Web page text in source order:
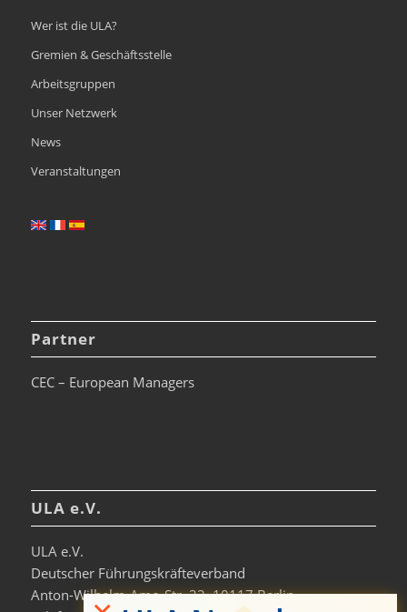
Wer ist die ULA?
Gremien & Geschäftsstelle
Arbeitsgruppen
Unser Netzwerk
News
Veranstaltungen
Partner
CEC – European Managers
ULA e.V.
ULA e.V.
Deutscher Führungskräfteverband
Anton-Wilhelm-Amo-Str. 33, 10117 Berlin